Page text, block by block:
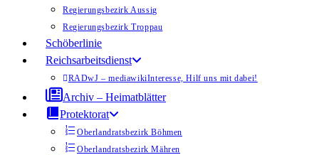
Regierungsbezirk Aussig
Regierungsbezirk Troppau
Schöberlinie
Reichsarbeitsdienst
RADwJ – mediawikiInteresse, Hilf uns mit dabei!
Archiv – Heimatblätter
Protektorat
Oberlandratsbezirk Böhmen
Oberlandratsbezirk Mähren